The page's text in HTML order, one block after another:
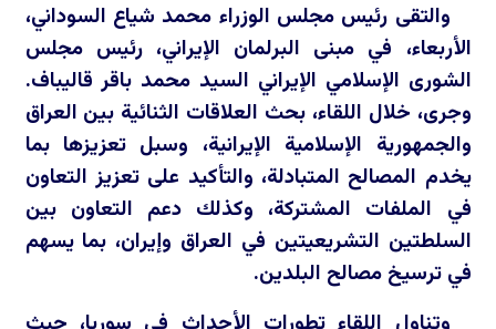
والتقى رئيس مجلس الوزراء محمد شياع السوداني،
الأربعاء، في مبنى البرلمان الإيراني، رئيس مجلس
الشورى الإسلامي الإيراني السيد محمد باقر قاليباف.
وجرى، خلال اللقاء، بحث العلاقات الثنائية بين العراق
والجمهورية الإسلامية الإيرانية، وسبل تعزيزها بما
يخدم المصالح المتبادلة، والتأكيد على تعزيز التعاون
في الملفات المشتركة، وكذلك دعم التعاون بين
السلطتين التشريعيتين في العراق وإيران، بما يسهم
في ترسيخ مصالح البلدين.